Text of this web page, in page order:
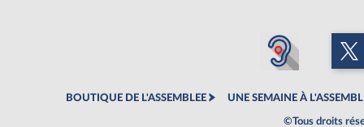
BOUTIQUE DE L'ASSEMBLEE UNE SEMAINE À
©Tous droits